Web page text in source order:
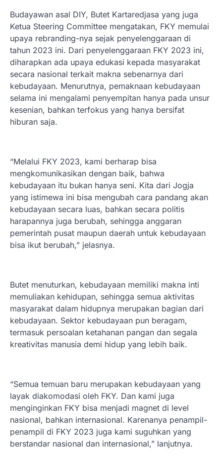
Budayawan asal DIY, Butet Kartaredjasa yang juga
Ketua Steering Committee mengatakan, FKY memulai
upaya rebranding-nya sejak penyelenggaraan di
tahun 2023 ini. Dari penyelenggaraan FKY 2023 ini,
diharapkan ada upaya edukasi kepada masyarakat
secara nasional terkait makna sebenarnya dari
kebudayaan. Menurutnya, pemaknaan kebudayaan
selama ini mengalami penyempitan hanya pada unsur
kesenian, bahkan terfokus yang hanya bersifat
hiburan saja.
“Melalui FKY 2023, kami berharap bisa
mengkomunikasikan dengan baik, bahwa
kebudayaan itu bukan hanya seni. Kita dari Jogja
yang istimewa ini bisa mengubah cara pandang akan
kebudayaan secara luas, bahkan secara politis
harapannya juga berubah, sehingga anggaran
pemerintah pusat maupun daerah untuk kebudayaan
bisa ikut berubah,” jelasnya.
Butet menuturkan, kebudayaan memiliki makna inti
memuliakan kehidupan, sehingga semua aktivitas
masyarakat dalam hidupnya merupakan bagian dari
kebudayaan. Sektor kebudayaan pun beragam,
termasuk persoalan ketahanan pangan dan segala
kreativitas manusia demi hidup yang lebih baik.
“Semua temuan baru merupakan kebudayaan yang
layak diakomodasi oleh FKY. Dan kami juga
menginginkan FKY bisa menjadi magnet di level
nasional, bahkan internasional. Karenanya penampil-
penampil di FKY 2023 juga kami suguhkan yang
berstandar nasional dan internasional,” lanjutnya.